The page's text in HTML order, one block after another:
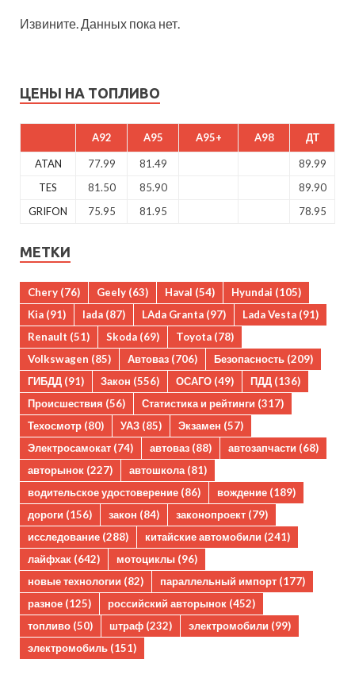
Извините. Данных пока нет.
ЦЕНЫ НА ТОПЛИВО
A92 A95 A95+ A98 ДТ
ATAN 77.99 81.49
89.99
TES
81.50 85.90
89.90
GRIFON
75.95 81.95 78.95
МЕТКИ
Chery (76) Geely (63) Haval (54) Hyundai (105)
Kia (91) lada (87) LAda Granta (97) Lada Vesta (91)
Renault (51) Skoda (69) Toyota (78)
Volkswagen (85) Автоваз (706) Безопасность (209)
ГИБДД (91) Закон (556) ОСАГО (49) ПДД (136)
Происшествия (56) Статистика и рейтинги (317)
Техосмотр (80) УАЗ (85) Экзамен (57)
Электросамокат (74) автоваз (88) автозапчасти (68)
авторынок (227) автошкола(81)
водительское удостоверение (86) вождение (189)
дороги (156) закон (84) законопроект (79)
исследование (288) китайские автомобили (241)
лайфхак (642) мотоциклы (96)
новые технологии (82) параллельный импорт (177)
разное (125) российский авторынок (452)
топливо (50) штраф (232) электромобили (99)
электромобиль (151)